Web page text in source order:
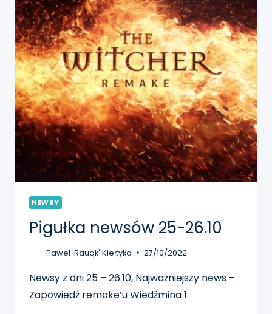
NEWSY
Pigułka newsów 25-26.10
Paweł 'Rauqk' Kiełtyka 27/10/2022
Newsy z dni 25 – 26.10, Najważniejszy news –
Zapowiedź remake’u Wiedźmina 1